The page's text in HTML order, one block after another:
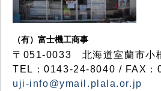
（有）富士機工商事
〒051-0033 北海道室蘭市小
TEL：0143-24-8040 / FAX
uji-info@ymail.plala.or.jp